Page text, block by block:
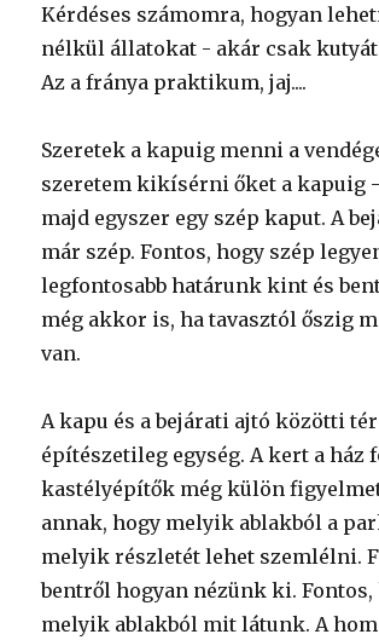
Kérdéses számomra, hogyan
nélkül állatokat - akár csak
Az a fránya praktikum, jaj....
Szeretek a kapuig menni a
szeretem kikísérni őket a kapuig
majd egyszer egy szép kaput. A
már szép. Fontos, hogy szép
legfontosabb határunk kint és
még akkor is, ha tavasztól őszig
van.
A kapu és a bejárati ajtó közötti tér
építészetileg egység. A kert a ház
kastélyépítők még külön
annak, hogy melyik ablakból a
melyik részletét lehet szemlélni.
bentről hogyan nézünk ki. Fontos,
melyik ablakból mit látunk. A